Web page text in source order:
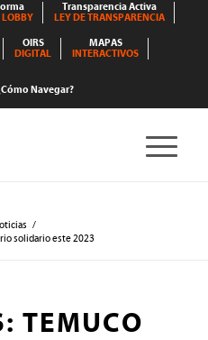
LOBBY
Transparencia Activa
LEY DE TRANSPARENCIA
OIRS
DIGITAL
MAPAS
INTERACTIVOS
Navegar?
/
solidario este 2023
TEMUCO